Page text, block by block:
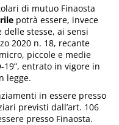
di mutuo Finaosta
potrà essere, invece
stesse, ai sensi
2020 n. 18, recante
piccole e medie
19”, entrato in vigore in
legge.
in essere presso
previsti dall’art. 106
presso Finaosta.